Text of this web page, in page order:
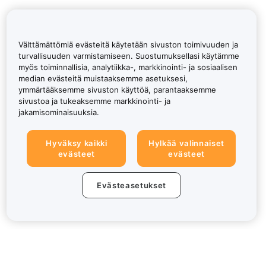
Välttämättömiä evästeitä käytetään sivuston toimivuuden ja
turvallisuuden varmistamiseen. Suostumuksellasi käytämme
myös toiminnallisia, analytiikka-, markkinointi- ja sosiaalisen
median evästeitä muistaaksemme asetuksesi,
ymmärtääksemme sivuston käyttöä, parantaaksemme
sivustoa ja tukeaksemme markkinointi- ja
jakamisominaisuuksia.
Hyväksy kaikki
evästeet
Hylkää valinnaiset
evästeet
Evästeasetukset